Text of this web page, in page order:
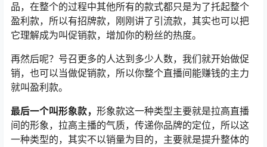
品，在整个的过程中其他所有的款式都只是为了托起整个
盈利款，所以有招牌款，刚刚讲了引流款，其实也可以把
它理解成为叫促销款，增加你的粉丝的热度。
再然后呢？号召更多的人达到多少人数，我们就开始做促
销，也可以当做促销款，所以你整个直播间能赚钱的主力
就叫盈利款。
最后一个叫形象款， 形象款这一种类型主要就是拉高直播
间的形象，拉高主播的气质，传递你品牌的定位，所以这
一种类型的，其实不以销量为目的，主要就是提升整体的